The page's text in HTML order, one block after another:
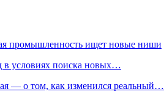
промышленность ищет новые ниши
в условиях поиска новых…
— о том, как изменился реальный…